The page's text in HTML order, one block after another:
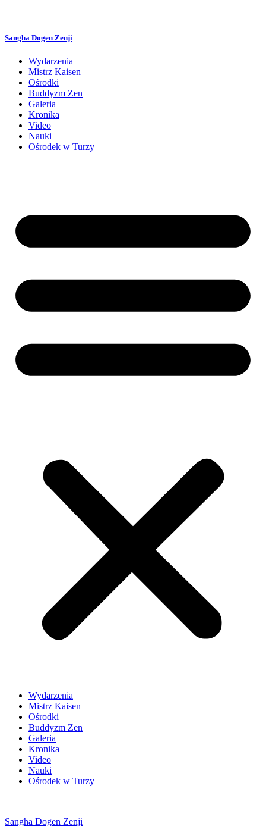
treści
Sangha Dogen Zenji
Wydarzenia
Mistrz Kaisen
Ośrodki
Buddyzm Zen
Galeria
Kronika
Video
Nauki
Ośrodek w Turzy
Wydarzenia
Mistrz Kaisen
Ośrodki
Buddyzm Zen
Galeria
Kronika
Video
Nauki
Ośrodek w Turzy
Sangha Dogen Zenji